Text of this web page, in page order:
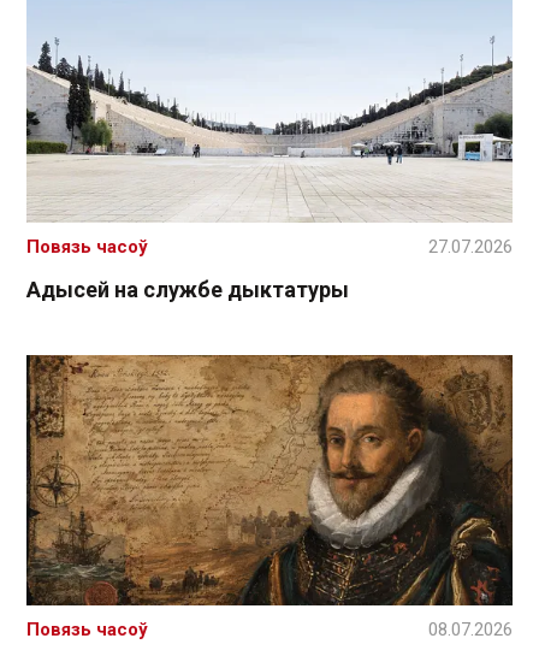
Адысей на службе дыктатуры
Повязь часоў 27.07.2026
Повязь часоў 08.07.2026